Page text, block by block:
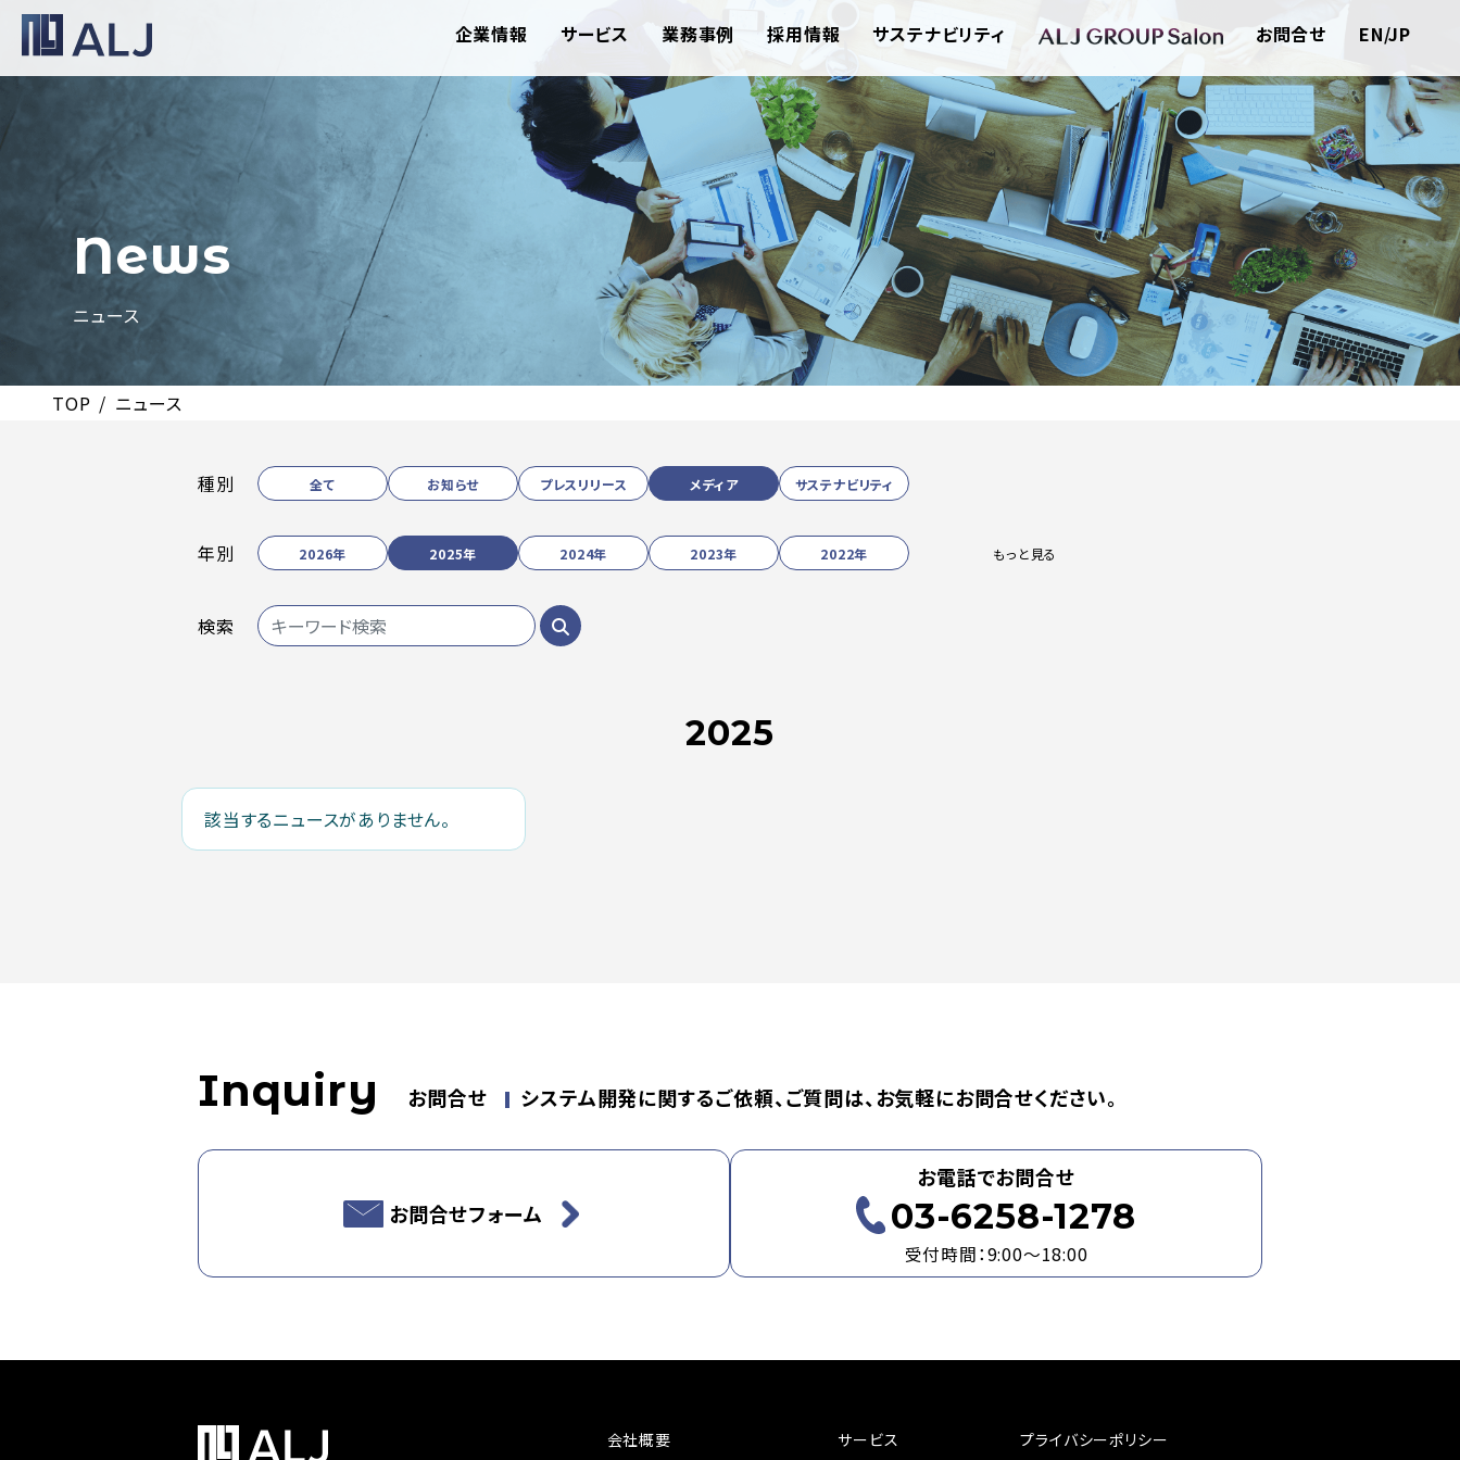
企業情報 サービス 業務事例 採用情報 サステナビリティ お問合せ EN/JP
News
ニュース
TOP ニュース
種別 全て お知らせ プレスリリース メディア サステナビリティ
年別 2026年 2025年 2024年 2023年 2022年 もっと見る
検索
2025
該当するニュースがありません。
Inquiry お問合せ システム開発に関するご依頼、ご質問は、お気軽にお問合せください。
お問合せフォーム
お電話でお問合せ
03-6258-1278
受付時間：9:00～18:00
会社概要
サービス
プライバシーポリシー